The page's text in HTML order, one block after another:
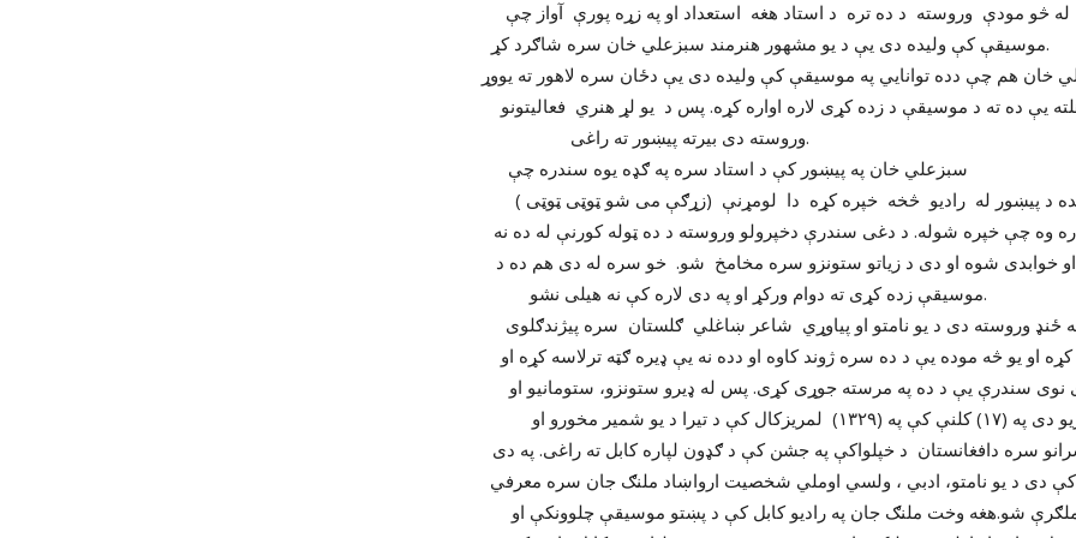
خان سره شاګرد کړ.
دی بیرته پیښور ته راغی.
ورکړ او په دی لاره کې نه هیلی نشو.